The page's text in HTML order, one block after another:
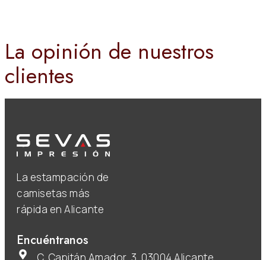
La opinión de nuestros
clientes
La estampación de
camisetas más
rápida en Alicante
Encuéntranos